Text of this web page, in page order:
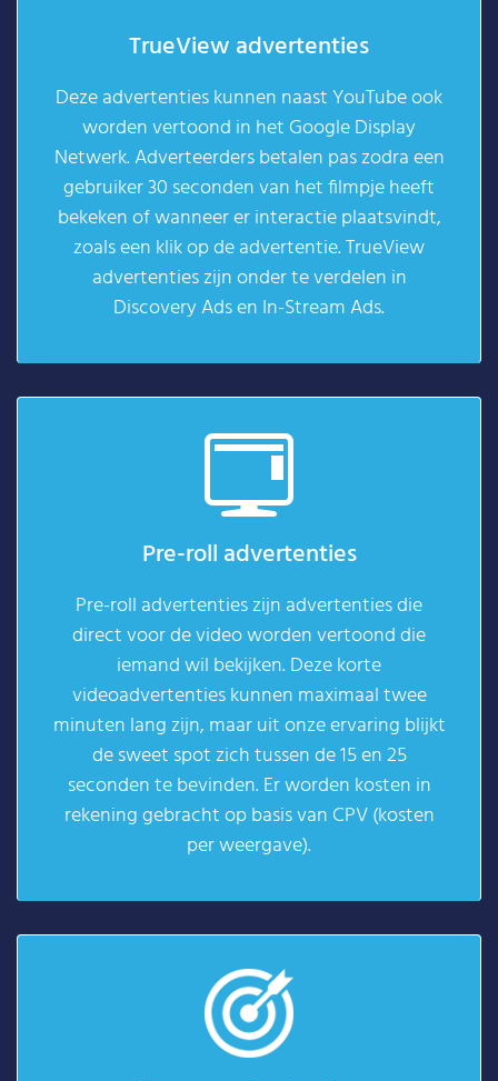
TrueView advertenties
Deze advertenties kunnen naast YouTube ook
worden vertoond in het Google Display
Netwerk. Adverteerders betalen pas zodra een
gebruiker 30 seconden van het filmpje heeft
bekeken of wanneer er interactie plaatsvindt,
zoals een klik op de advertentie. TrueView
advertenties zijn onder te verdelen in
Discovery Ads en In-Stream Ads.
Pre-roll advertenties
Pre-roll advertenties zijn advertenties die
direct voor de video worden vertoond die
iemand wil bekijken. Deze korte
videoadvertenties kunnen maximaal twee
minuten lang zijn, maar uit onze ervaring blijkt
de sweet spot zich tussen de 15 en 25
seconden te bevinden. Er worden kosten in
rekening gebracht op basis van CPV (kosten
per weergave).